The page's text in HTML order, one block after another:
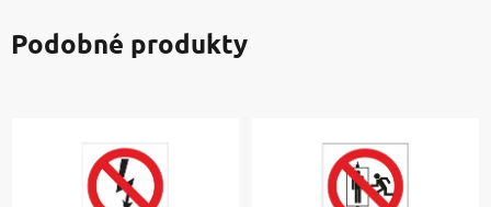
Podobné produkty